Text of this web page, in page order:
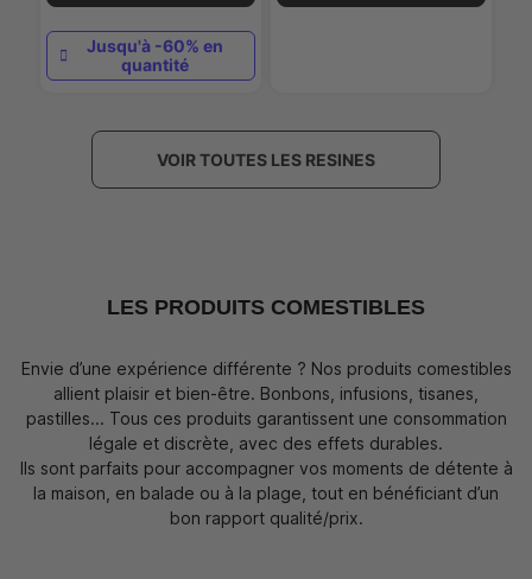
Jusqu'à -60% en
quantité
VOIR TOUTES LES RESINES
LES PRODUITS COMESTIBLES
Envie d’une expérience différente ? Nos produits comestibles
allient plaisir et bien-être. Bonbons, infusions, tisanes,
pastilles... Tous ces produits garantissent une consommation
légale et discrète, avec des effets durables.
Ils sont parfaits pour accompagner vos moments de détente à
la maison, en balade ou à la plage, tout en bénéficiant d’un
bon rapport qualité/prix.